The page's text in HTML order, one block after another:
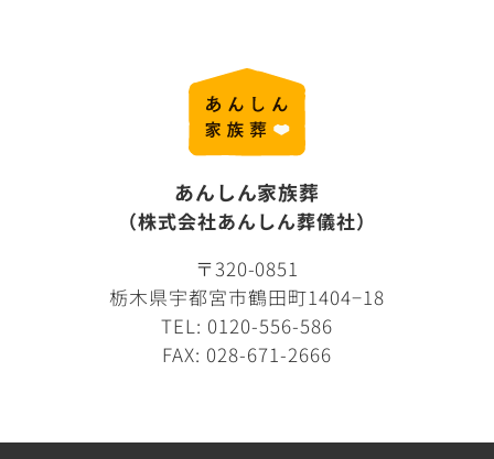
あんしん家族葬
（株式会社あんしん葬儀社）
〒320-0851
栃木県宇都宮市鶴田町1404−18
TEL: 0120-556-586
FAX: 028-671-2666